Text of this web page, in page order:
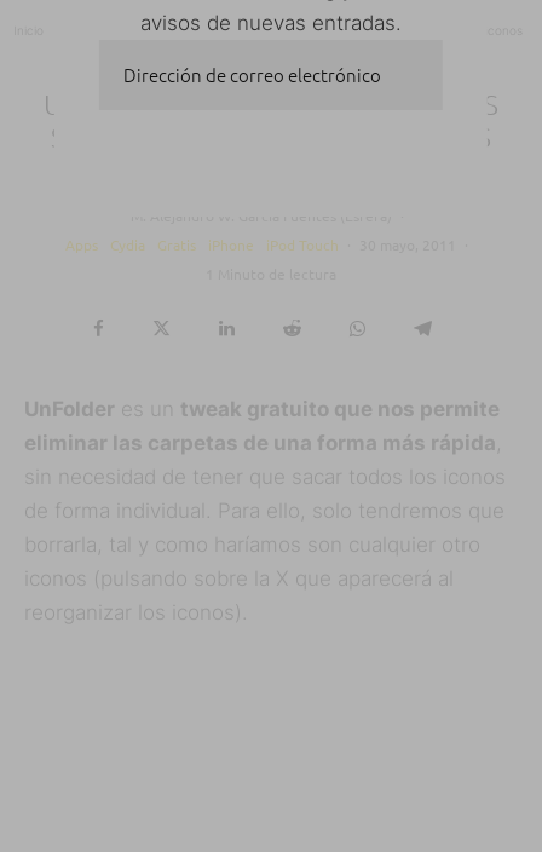
UnFolder: elimina las carpetas sin tener que sacar todos los iconos
UNFOLDER: ELIMINA LAS CARPETAS
SIN TENER QUE SACAR TODOS LOS
Apps
Cydia Gratis iPhone iPod Touch
UnFolder es un tweak gratuito que nos permite
eliminar las carpetas de una forma más rápida
sin necesidad de tener que sacar todos los iconos
de forma individual. Para ello, solo tendremos que
borrarla, tal y como haríamos son cualquier otro
iconos (pulsando sobre la X que aparecerá al
reorganizar los iconos).
avisos de nuevas entradas.